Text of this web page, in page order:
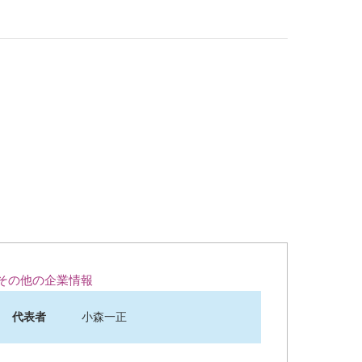
の他の企業情報
代表者 小森一正